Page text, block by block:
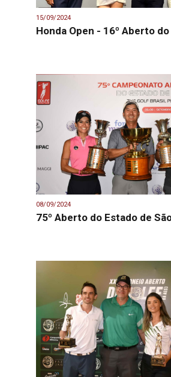
15/09/2024
Honda Open - 16º Aberto do
08/09/2024
75º Aberto do Estado de